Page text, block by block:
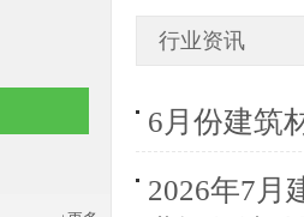
行业资讯
6月份建筑
2026年7